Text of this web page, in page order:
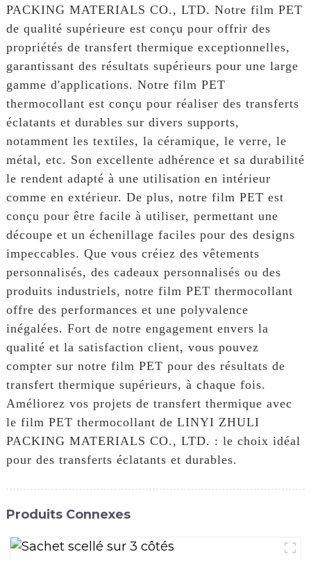
PACKING MATERIALS CO., LTD. Notre film PET
de qualité supérieure est conçu pour offrir des
propriétés de transfert thermique exceptionnelles,
garantissant des résultats supérieurs pour une large
gamme d'applications. Notre film PET
thermocollant est conçu pour réaliser des transferts
éclatants et durables sur divers supports,
notamment les textiles, la céramique, le verre, le
métal, etc. Son excellente adhérence et sa durabilité
le rendent adapté à une utilisation en intérieur
comme en extérieur. De plus, notre film PET est
conçu pour être facile à utiliser, permettant une
découpe et un échenillage faciles pour des designs
impeccables. Que vous créiez des vêtements
personnalisés, des cadeaux personnalisés ou des
produits industriels, notre film PET thermocollant
offre des performances et une polyvalence
inégalées. Fort de notre engagement envers la
qualité et la satisfaction client, vous pouvez
compter sur notre film PET pour des résultats de
transfert thermique supérieurs, à chaque fois.
Améliorez vos projets de transfert thermique avec
le film PET thermocollant de LINYI ZHULI
PACKING MATERIALS CO., LTD. : le choix idéal
pour des transferts éclatants et durables.
Produits Connexes